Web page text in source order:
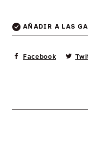
AÑADIR A LAS
Facebook